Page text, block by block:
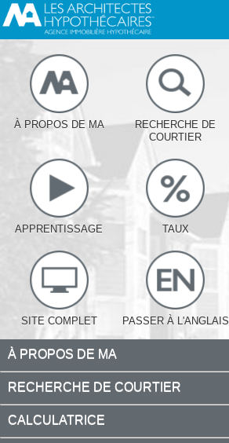
À PROPOS DE MA
RECHERCHE DE
COURTIER
APPRENTISSAGE TAUX
SITE COMPLET PASSER À L'ANGLAIS
À PROPOS DE MA
RECHERCHE DE COURTIER
CALCULATRICE